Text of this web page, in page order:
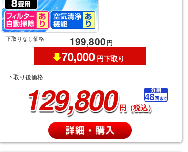
下取りなし価格 199,800円
70,000 円下取り
下取り後価格
129,800 円（税込）